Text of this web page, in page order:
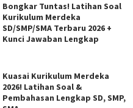
Bongkar Tuntas! Latihan Soal
Kurikulum Merdeka
SD/SMP/SMA Terbaru 2026 +
Kunci Jawaban Lengkap
Kuasai Kurikulum Merdeka
2026! Latihan Soal &
Pembahasan Lengkap SD, SMP,